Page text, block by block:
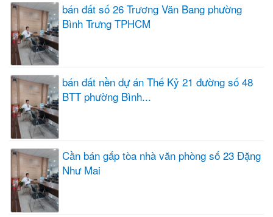
bán đất số 26 Trương Văn Bang phường
Bình Trưng TPHCM
bán đất nền dự án Thế Kỷ 21 đường số 48
BTT phường Bình...
Cần bán gấp tòa nhà văn phòng số 23 Đặng
Như Mai